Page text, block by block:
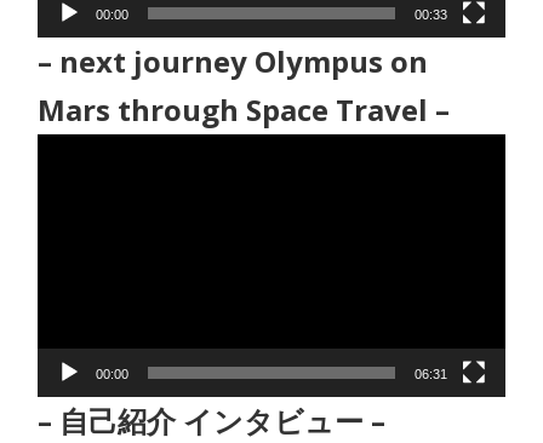
00:00 00:33
– next journey Olympus on
Mars through Space Travel –
ー
00:00 06:31
– 自己紹介 インタビュー –